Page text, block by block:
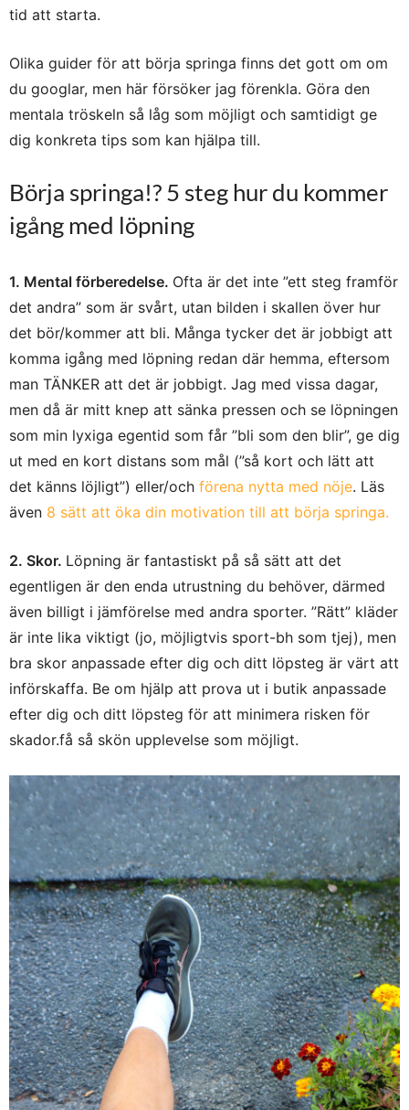
tid att starta.
Olika guider för att börja springa finns det gott om om
du googlar, men här försöker jag förenkla. Göra den
mentala tröskeln så låg som möjligt och samtidigt ge
dig konkreta tips som kan hjälpa till.
Börja springa!? 5 steg hur du kommer
igång med löpning
1. Mental förberedelse. Ofta är det inte ”ett steg framför
det andra” som är svårt, utan bilden i skallen över hur
det bör/kommer att bli. Många tycker det är jobbigt att
komma igång med löpning redan där hemma, eftersom
man TÄNKER att det är jobbigt. Jag med vissa dagar,
men då är mitt knep att sänka pressen och se löpningen
som min lyxiga egentid som får ”bli som den blir”, ge dig
ut med en kort distans som mål (”så kort och lätt att
det känns löjligt”) eller/och förena nytta med nöje. Läs
även 8 sätt att öka din motivation till att börja springa.
2. Skor. Löpning är fantastiskt på så sätt att det
egentligen är den enda utrustning du behöver, därmed
även billigt i jämförelse med andra sporter. ”Rätt” kläder
är inte lika viktigt (jo, möjligtvis sport-bh som tjej), men
bra skor anpassade efter dig och ditt löpsteg är värt att
införskaffa. Be om hjälp att prova ut i butik anpassade
efter dig och ditt löpsteg för att minimera risken för
skador.få så skön upplevelse som möjligt.